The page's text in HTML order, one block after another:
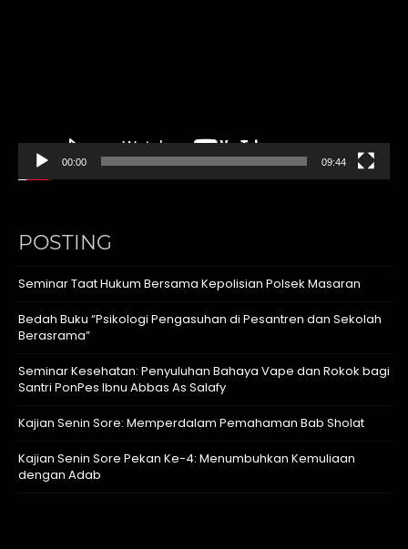
00:00 09:44
POSTING
Seminar Taat Hukum Bersama Kepolisian Polsek Masaran
Bedah Buku “Psikologi Pengasuhan di Pesantren dan Sekolah
Berasrama”
Seminar Kesehatan: Penyuluhan Bahaya Vape dan Rokok bagi
Santri PonPes Ibnu Abbas As Salafy
Kajian Senin Sore: Memperdalam Pemahaman Bab Sholat
Kajian Senin Sore Pekan Ke-4: Menumbuhkan Kemuliaan
dengan Adab